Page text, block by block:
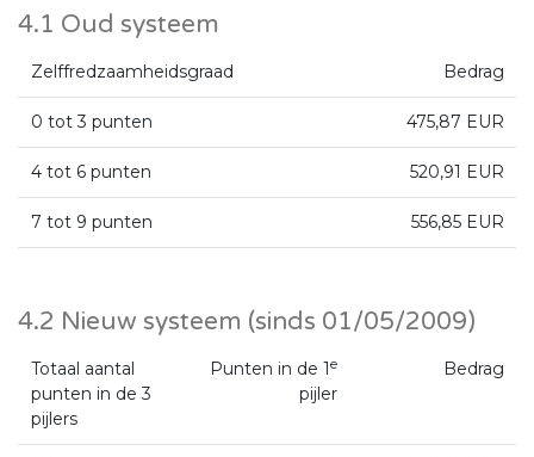
4.1 Oud systeem
Zelffredzaamheidsgraad Bedrag
0 tot 3 punten 475,87 EUR
4 tot 6 punten 520,91 EUR
7 tot 9 punten 556,85 EUR
4.2 Nieuw systeem (sinds 01/05/2009)
Totaal aantal
punten in de 3
pijlers
Punten in de 1e
pijler
Bedrag